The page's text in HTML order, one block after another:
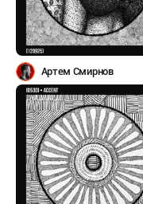
Артем Смирнов